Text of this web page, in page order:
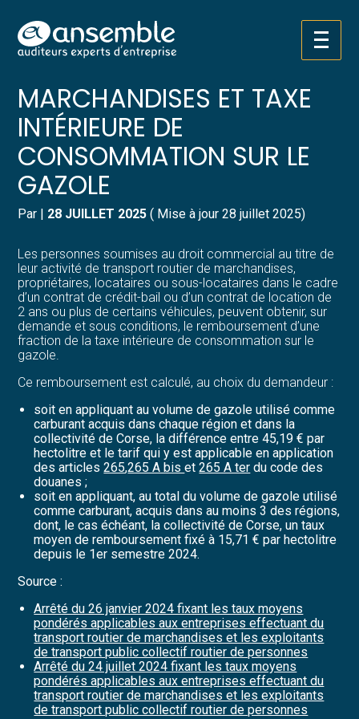
Aller
au
Créer et reprendre une activité
Gérer votre quotidien
Piloter votre entreprise
Développer votre entreprise
Construire votre patrimoine
Structurer votre croissance
Être prêt pour la facturation
électronique
Pilotez votre gestion
Suivre votre comptabilité
Gérer vos ressources humaines
Dématérialiser vos documents
TRANSPORT ROUTIER DE
MARCHANDISES ET TAXE
INTÉRIEURE DE
CONSOMMATION SUR LE
GAZOLE
Par | 28 JUILLET 2025 ( Mise à jour 28 juillet 2025)
Les personnes soumises au droit commercial au titre de
leur activité de transport routier de marchandises,
propriétaires, locataires ou sous-locataires dans le cadre
d’un contrat de crédit-bail ou d’un contrat de location de
2 ans ou plus de certains véhicules, peuvent obtenir, sur
demande et sous conditions, le remboursement d’une
fraction de la taxe intérieure de consommation sur le
gazole.
Ce remboursement est calculé, au choix du demandeur :
soit en appliquant au volume de gazole utilisé comme
carburant acquis dans chaque région et dans la
collectivité de Corse, la différence entre 45,19 € par
hectolitre et le tarif qui y est applicable en application
des articles265,265 A biset265 A ter du code des
douanes ;
soit en appliquant, au total du volume de gazole utilisé
comme carburant, acquis dans au moins 3 des régions,
dont, le cas échéant, la collectivité de Corse, un taux
moyen de remboursement fixé à 15,71 € par hectolitre
depuis le 1er semestre 2024.
Source :
Arrêté du 26 janvier 2024 fixant les taux moyens
pondérés applicables aux entreprises effectuant du
transport routier de marchandises et les exploitants
de transport public collectif routier de personnes
Arrêté du 24 juillet 2024 fixant les taux moyens
pondérés applicables aux entreprises effectuant du
transport routier de marchandises et les exploitants
de transport public collectif routier de personnes